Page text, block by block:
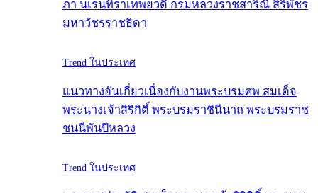
ภา นเรนทิราเทพยวดี กรมหลวงราชสาริณี สิริพัชร
มหาวัชรราชธิดา
Trend ในประเทศ
แนวทางอันเกี่ยวเนื่องกับงานพระบรมศพ สมเด็จ
พระนางเจ้าสิริกิติ์ พระบรมราชินีนาถ พระบรมราช
ชนนีพันปีหลวง
Trend ในประเทศ